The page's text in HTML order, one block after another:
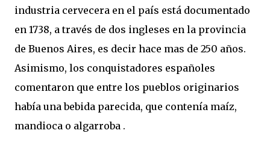
industria cervecera en el país está documentado
en 1738, a través de dos ingleses en la provincia
de Buenos Aires, es decir hace mas de 250 años.
Asimismo, los conquistadores españoles
comentaron que entre los pueblos originarios
había una bebida parecida, que contenía maíz,
mandioca o algarroba .